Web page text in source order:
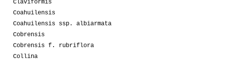
Claviformis
Coahuilensis
Coahuilensis ssp. albiarmata
Cobrensis
Cobrensis f. rubriflora
Collina